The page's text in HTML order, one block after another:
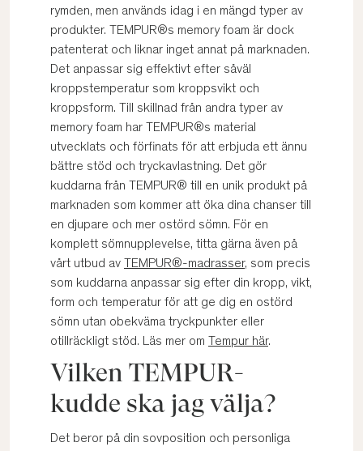
rymden, men används idag i en mängd typer av
produkter. TEMPUR®s memory foam är dock
patenterat och liknar inget annat på marknaden.
Det anpassar sig effektivt efter såväl
kroppstemperatur som kroppsvikt och
kroppsform. Till skillnad från andra typer av
memory foam har TEMPUR®s material
utvecklats och förfinats för att erbjuda ett ännu
bättre stöd och tryckavlastning. Det gör
kuddarna från TEMPUR® till en unik produkt på
marknaden som kommer att öka dina chanser till
en djupare och mer ostörd sömn. För en
komplett sömnupplevelse, titta gärna även på
vårt utbud av TEMPUR®-madrasser, som precis
som kuddarna anpassar sig efter din kropp, vikt,
form och temperatur för att ge dig en ostörd
sömn utan obekväma tryckpunkter eller
otillräckligt stöd. Läs mer om Tempur här.
Vilken TEMPUR-
kudde ska jag välja?
Det beror på din sovposition och personliga